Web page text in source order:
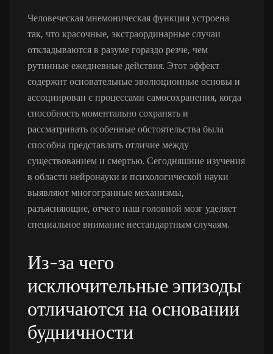
Человеческая мнемоническая функция устроена
так, что красочные, экстраординарные случаи
откладываются в разуме гораздо резче, чем
рутинные ежедневные действия. Этот эффект
содержит основательные эволюционные основы и
ассоциирован с процессами самосохранения, когда
способность моментально сохранять и
рассматривать особенные обстоятельства была
способна представлять отличие между
существованием и смертью. Сегодняшние изучения
в области нейронауки и психологической науки
выявляют многогранные механизмы,
разъясняющие, отчего наш головной мозг уделяет
специальное внимание нестандартным случаям.
Из-за чего
исключительные эпизоды
отличаются на основании
будничности